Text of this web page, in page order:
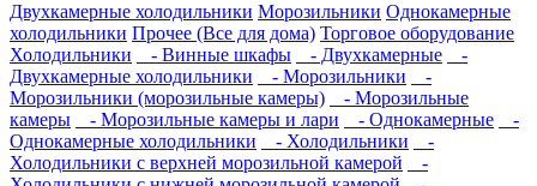
Двухкамерные холодильники Морозильники Однокамерные
холодильники Прочее (Все для дома) Торговое оборудование
Холодильники
- Винные шкафы - Двухкамерные
-
Двухкамерные холодильники
- Морозильники
-
Морозильники (морозильные камеры)
- Морозильные
камеры
- Морозильные камеры и лари - Однокамерные
-
Однокамерные холодильники
- Холодильники
-
Холодильники с верхней морозильной камерой
-